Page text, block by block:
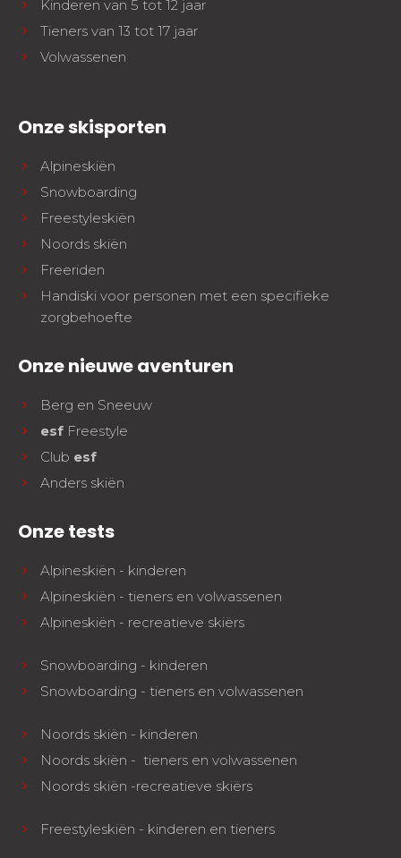
Kinderen van 5 tot 12 jaar
Tieners van 13 tot 17 jaar
Volwassenen
Onze skisporten
Alpineskiën
Snowboarding
Freestyleskiën
Noords skiën
Freeriden
Handiski voor personen met een specifieke
zorgbehoefte
Onze nieuwe aventuren
Berg en Sneeuw
esf Freestyle
Club esf
Anders skiën
Onze tests
Alpineskiën - kinderen
Alpineskiën - tieners en volwassenen
Alpineskiën - recreatieve skiërs
Snowboarding - kinderen
Snowboarding - tieners en volwassenen
Noords skiën - kinderen
Noords skiën - tieners en volwassenen
Noords skiën -recreatieve skiërs
Freestyleskiën - kinderen en tieners